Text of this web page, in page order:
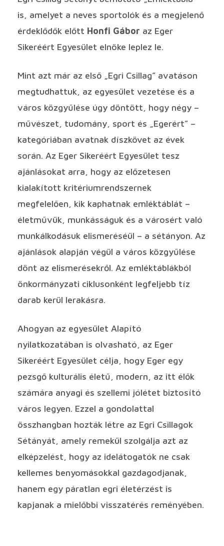
is, amelyet a neves sportolók és a megjelenő
érdeklődők előtt Honfi Gábor az Eger
Sikeréért Egyesület elnöke leplez le.
Mint azt már az első „Egri Csillag” avatáson
megtudhattuk, az egyesület vezetése és a
város közgyűlése úgy döntött, hogy négy –
művészet, tudomány, sport és „Egerért” –
kategóriában avatnak díszkövet az évek
során. Az Eger Sikeréért Egyesület tesz
ajánlásokat arra, hogy az előzetesen
kialakított kritériumrendszernek
megfelelően, kik kaphatnak emléktáblát –
életművük, munkásságuk és a városért való
munkálkodásuk elismeréséül – a sétányon. Az
ajánlások alapján végül a város közgyűlése
dönt az elismerésekről. Az emléktáblákból
önkormányzati ciklusonként legfeljebb tíz
darab kerül lerakásra.
Ahogyan az egyesület Alapító
nyilatkozatában is olvasható, az Eger
Sikeréért Egyesület célja, hogy Eger egy
pezsgő kulturális életű, modern, az itt élők
számára anyagi és szellemi jólétet biztosító
város legyen. Ezzel a gondolattal
összhangban hozták létre az Egri Csillagok
Sétányát, amely remekül szolgálja azt az
elképzelést, hogy az idelátogatók ne csak
kellemes benyomásokkal gazdagodjanak,
hanem egy páratlan egri életérzést is
kapjanak a mielőbbi visszatérés reményében.